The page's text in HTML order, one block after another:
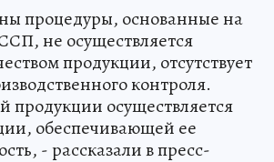
процедуры, основанные на
не осуществляется
продукции, отсутствует
контроля.
осуществляется
обеспечивающей ее
- рассказали в пресс-